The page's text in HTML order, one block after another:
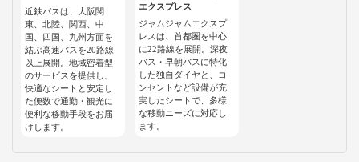
近鉄バスは、大阪関
東、北陸、関西、中
国、四国、九州方面を
結ぶ高速バスを20路線
以上展開。地域密着型
のサービスを提供し、
快適なシートと安定し
た便数で通勤・観光に
便利な移動手段をお届
けします。
エクスプレス
ジャムジャムエクスプ
レスは、首都圏を中心
に22路線を展開。深夜
バス・早朝バスに特化
した独自ダイヤと、コ
ンセントなど設備が充
実したシートで、多様
な移動ニーズに対応し
ます。